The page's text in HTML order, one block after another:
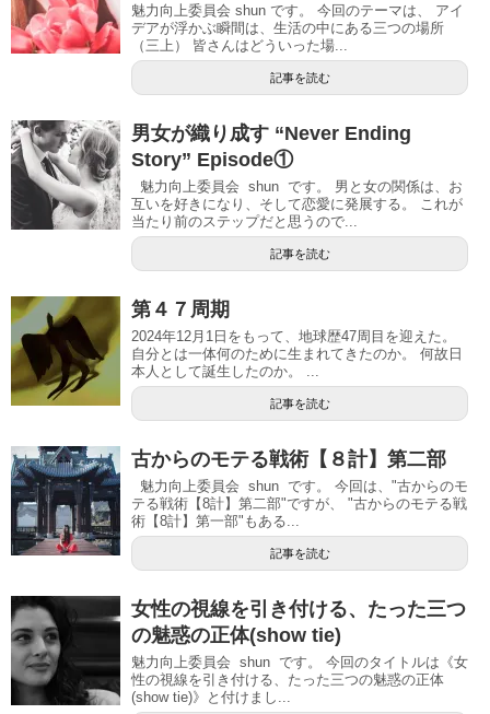
魅力向上委員会 shun です。 今回のテーマは、 アイ
デアが浮かぶ瞬間は、生活の中にある三つの場所
（三上） 皆さんはどういった場...
記事を読む
男女が織り成す “Never Ending
Story” Episode①
魅力向上委員会 shun です。 男と女の関係は、お
互いを好きになり、そして恋愛に発展する。 これが
当たり前のステップだと思うので...
記事を読む
第４７周期
2024年12月1日をもって、地球歴47周目を迎えた。
自分とは一体何のために生まれてきたのか。 何故日
本人として誕生したのか。 ...
記事を読む
古からのモテる戦術【８計】第二部
魅力向上委員会 shun です。 今回は、"古からのモ
テる戦術【8計】第二部"ですが、 "古からのモテる戦
術【8計】第一部"もある...
記事を読む
女性の視線を引き付ける、たった三つ
の魅惑の正体(show tie)
魅力向上委員会 shun です。 今回のタイトルは《女
性の視線を引き付ける、たった三つの魅惑の正体
(show tie)》と付けまし...